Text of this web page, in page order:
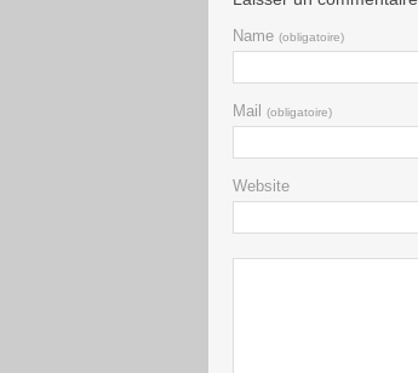
Name (obligatoire)
Mail (obligatoire)
Website